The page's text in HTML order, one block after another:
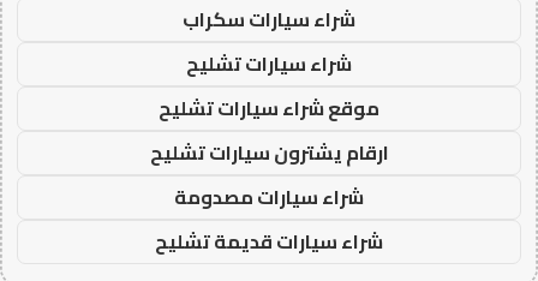
شراء سيارات سكراب
شراء سيارات تشليح
موقع شراء سيارات تشليح
ارقام يشترون سيارات تشليح
شراء سيارات مصدومة
شراء سيارات قديمة تشليح